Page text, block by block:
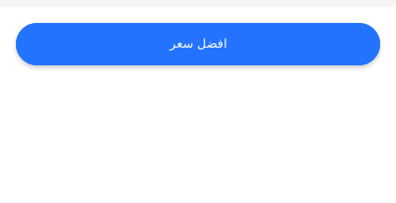
خريطة
الموقع
افضل سعر